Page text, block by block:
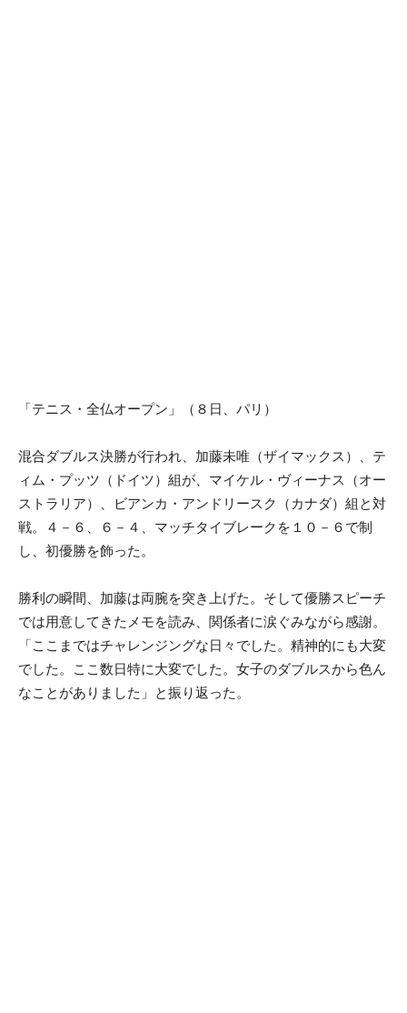
「テニス・全仏オープン」（８日、パリ）
混合ダブルス決勝が行われ、加藤未唯（ザイマックス）、テ
ィム・プッツ（ドイツ）組が、マイケル・ヴィーナス（オー
ストラリア）、ビアンカ・アンドリースク（カナダ）組と対
戦。４－６、６－４、マッチタイブレークを１０－６で制
し、初優勝を飾った。
勝利の瞬間、加藤は両腕を突き上げた。そして優勝スピーチ
では用意してきたメモを読み、関係者に涙ぐみながら感謝。
「ここまではチャレンジングな日々でした。精神的にも大変
でした。ここ数日特に大変でした。女子のダブルスから色ん
なことがありました」と振り返った。